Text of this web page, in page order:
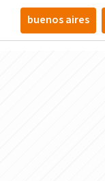
buenos aires